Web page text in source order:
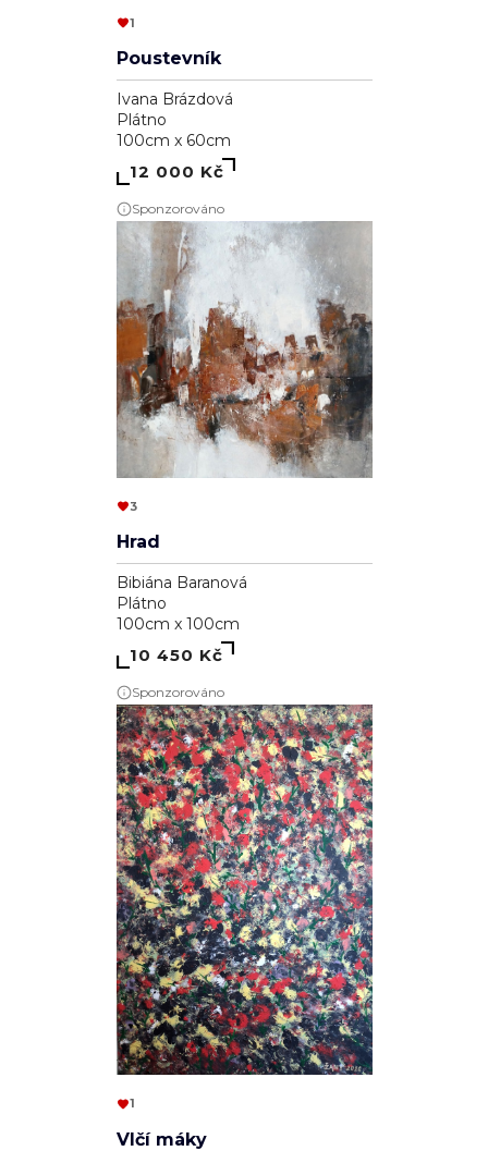
1
Poustevník
Ivana Brázdová
Plátno
100cm x 60cm
12 000 Kč
Sponzorováno
3
Hrad
Bibiána Baranová
Plátno
100cm x 100cm
10 450 Kč
Sponzorováno
1
Vlčí máky